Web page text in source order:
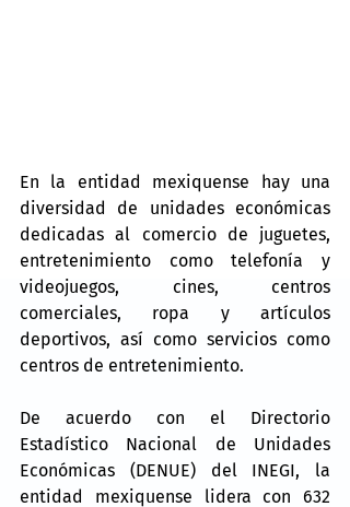
En la entidad mexiquense hay una
diversidad de unidades económicas
dedicadas al comercio de juguetes,
entretenimiento como telefonía y
videojuegos, cines, centros
comerciales, ropa y artículos
deportivos, así como servicios como
centros de entretenimiento.
De acuerdo con el Directorio
Estadístico Nacional de Unidades
Económicas (DENUE) del INEGI, la
entidad mexiquense lidera con 632